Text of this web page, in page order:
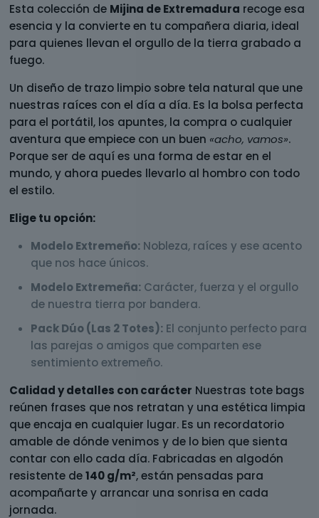
Esta colección de Mijina de Extremadura recoge esa
esencia y la convierte en tu compañera diaria, ideal
para quienes llevan el orgullo de la tierra grabado a
fuego.
Un diseño de trazo limpio sobre tela natural que une
nuestras raíces con el día a día. Es la bolsa perfecta
para el portátil, los apuntes, la compra o cualquier
aventura que empiece con un buen «acho, vamos».
Porque ser de aquí es una forma de estar en el
mundo, y ahora puedes llevarlo al hombro con todo
el estilo.
Elige tu opción:
Modelo Extremeño: Nobleza, raíces y ese acento
que nos hace únicos.
Modelo Extremeña: Carácter, fuerza y el orgullo
de nuestra tierra por bandera.
Pack Dúo (Las 2 Totes): El conjunto perfecto para
las parejas o amigos que comparten ese
sentimiento extremeño.
Calidad y detalles con carácter Nuestras tote bags
reúnen frases que nos retratan y una estética limpia
que encaja en cualquier lugar. Es un recordatorio
amable de dónde venimos y de lo bien que sienta
contar con ello cada día. Fabricadas en algodón
resistente de140 g/m², están pensadas para
acompañarte y arrancar una sonrisa en cada
jornada.